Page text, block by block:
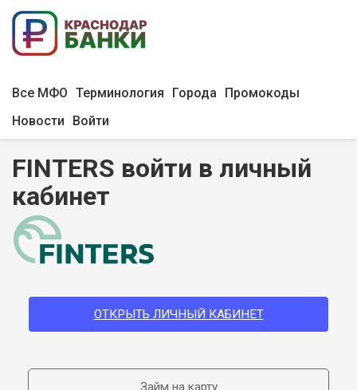
Все МФО Терминология Города
Промокоды
Новости
Войти
FINTERS войти в личный
кабинет
ОТКРЫТЬ ЛИЧНЫЙ КАБИНЕТ
Займ на карту